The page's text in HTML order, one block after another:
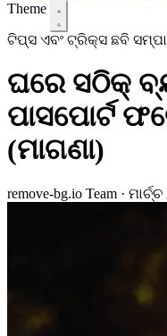
Theme
ଟିପ୍ସ ଏବଂ ଟ୍ରିକ୍ସ ଛବି
ଘରେ ସଠିକ୍
ପାସପୋର୍ଟ
(ମାଗଣା)
remove-bg.io Team · ମାର୍ଚ୍ଚ